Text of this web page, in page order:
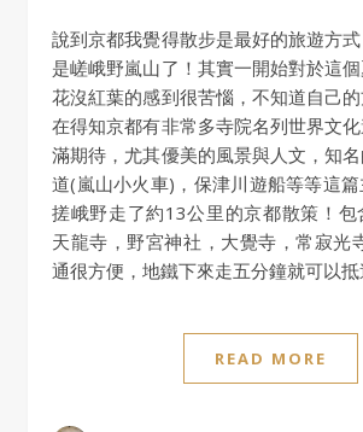
說到京都我覺得散步是最好的旅遊方式，我最期待的就
是嵯峨野嵐山了！其實一開始對於這
花沒紅葉的感到很苦惱，不知道自己
在得知京都有非常多寺院名列世界文
滿期待，尤其優美的風景與人文，知
道(嵐山小火車)，保津川遊船等等這
搓峨野走了約13公里的京都散策！包
天龍寺，野宮神社，大覺寺，常寂光
通很方便，地鐵下來走五分鐘就可以
READ MORE